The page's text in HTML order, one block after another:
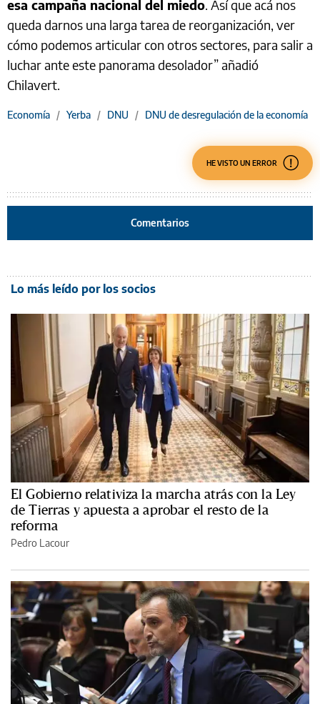
esa campaña nacional del miedo. Así que acá nos
queda darnos una larga tarea de reorganización, ver
cómo podemos articular con otros sectores, para salir a
luchar ante este panorama desolador” añadió
Chilavert.
Economía / Yerba / DNU / DNU de desregulación de la economía
HE VISTO UN ERROR
Comentarios
Lo más leído por los socios
El Gobierno relativiza la marcha atrás con la Ley
de Tierras y apuesta a aprobar el resto de la
reforma
Pedro Lacour